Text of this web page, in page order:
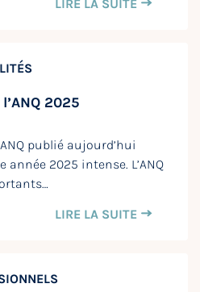
LIRE LA SUITE
2025
publié aujourd’hui
année 2025 intense. L’ANQ
LIRE LA SUITE